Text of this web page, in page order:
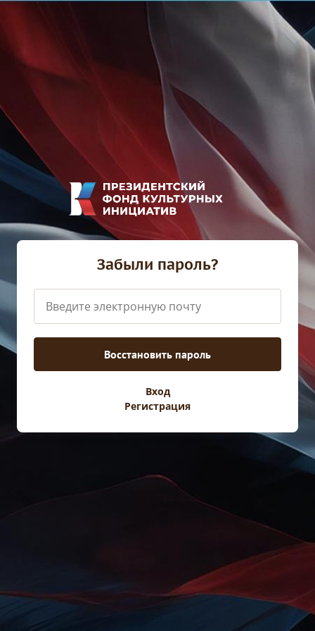
Войти
Забыли пароль?
Восстановить пароль
Вход
Регистрация